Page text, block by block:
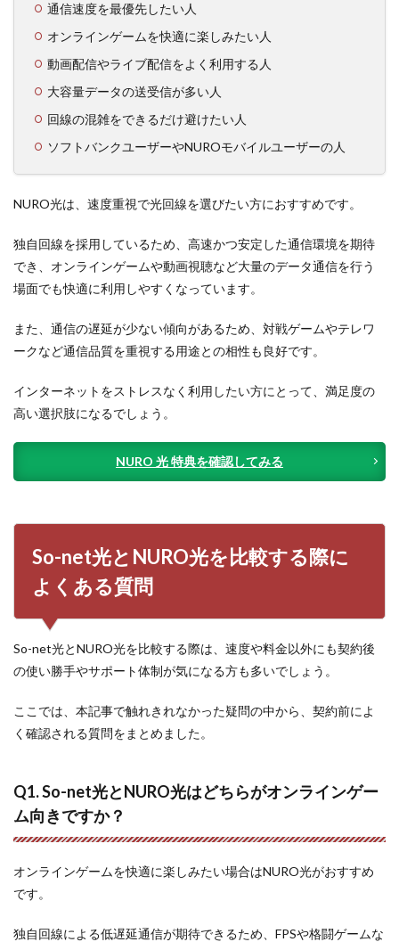
通信速度を最優先したい人
オンラインゲームを快適に楽しみたい人
動画配信やライブ配信をよく利用する人
大容量データの送受信が多い人
回線の混雑をできるだけ避けたい人
ソフトバンクユーザーやNUROモバイルユーザーの人
NURO光は、速度重視で光回線を選びたい方におすすめです。
独自回線を採用しているため、高速かつ安定した通信環境を期待
でき、オンラインゲームや動画視聴など大量のデータ通信を行う
場面でも快適に利用しやすくなっています。
また、通信の遅延が少ない傾向があるため、対戦ゲームやテレワ
ークなど通信品質を重視する用途との相性も良好です。
インターネットをストレスなく利用したい方にとって、満足度の
高い選択肢になるでしょう。
NURO 光 特典を確認してみる
So-net光とNURO光を比較する際に
よくある質問
So-net光とNURO光を比較する際は、速度や料金以外にも契約後
の使い勝手やサポート体制が気になる方も多いでしょう。
ここでは、本記事で触れきれなかった疑問の中から、契約前によ
く確認される質問をまとめました。
Q1. So-net光とNURO光はどちらがオンラインゲー
ム向きですか？
オンラインゲームを快適に楽しみたい場合はNURO光がおすすめ
です。
独自回線による低遅延通信が期待できるため、FPSや格闘ゲームな